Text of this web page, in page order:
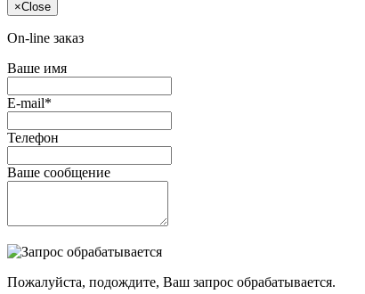
×Close
On-line заказ
Ваше имя
E-mail*
Телефон
Ваше сообщение
Пожалуйста, подождите, Ваш запрос обрабатывается.